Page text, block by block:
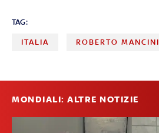
TAG:
ITALIA ROBERTO MANCINI
MONDIALI: ALTRE NOTIZIE